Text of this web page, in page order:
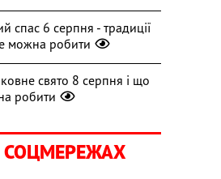
спас 6 серпня - традиції
можна робити
свято 8 серпня і що
робити